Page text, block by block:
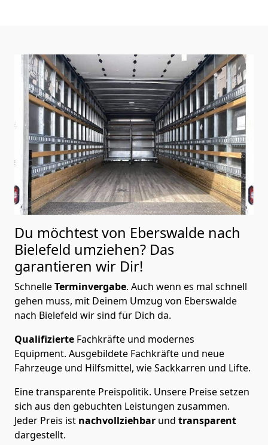
Du möchtest von Eberswalde nach
Bielefeld umziehen? Das
garantieren wir Dir!
SchnelleTerminvergabe. Auch wenn es mal schnell
gehen muss, mit Deinem Umzug von Eberswalde
nach Bielefeld wir sind für Dich da.
Qualifizierte Fachkräfte und modernes
Equipment. Ausgebildete Fachkräfte und neue
Fahrzeuge und Hilfsmittel, wie Sackkarren und Lifte.
Eine transparente Preispolitik. Unsere Preise setzen
sich aus den gebuchten Leistungen zusammen.
Jeder Preis ist nachvollziehbar und transparent
dargestellt.